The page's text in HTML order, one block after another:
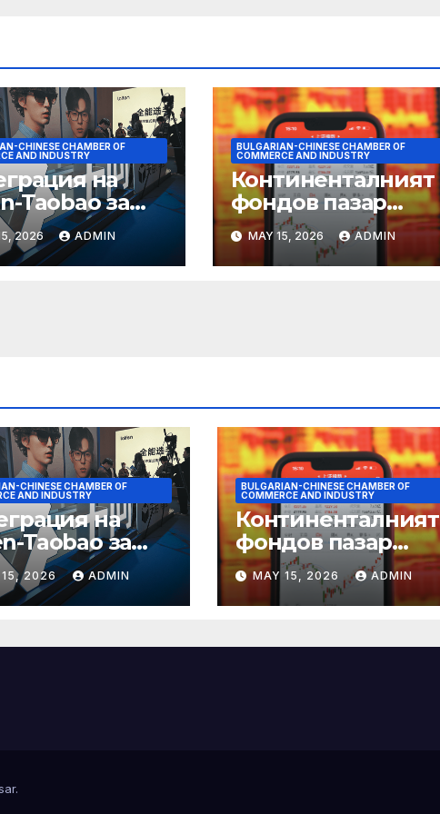
CHINESE CHAMBER OF
AND INDUSTRY
на
Taobao за
на
618
2026 ADMIN
BULGARIAN-CHINESE CHAMBER OF
COMMERCE AND INDUSTRY
Континенталният
фондов пазар
достига 11-
годишен връх
MAY 15, 2026 ADMIN
CHINESE CHAMBER OF
AND INDUSTRY
на
Taobao за
на
618
15, 2026 ADMIN
BULGARIAN-CHINESE CHAMBER OF
COMMERCE AND INDUSTRY
Континенталният
фондов пазар
достига 11-
годишен връх
MAY 15, 2026 ADMIN
.